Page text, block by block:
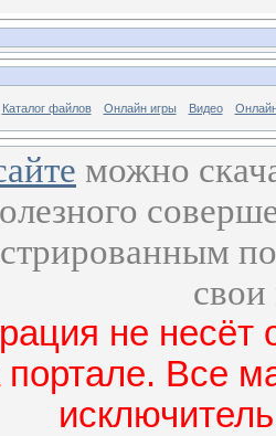
Каталог файлов Онлайн игры Видео
можно
не несёт
Все